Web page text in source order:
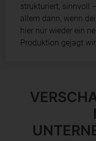
strukturiert, sinnvoll
allem dann, wenn
hier nur wieder ein
Produktion gejagt